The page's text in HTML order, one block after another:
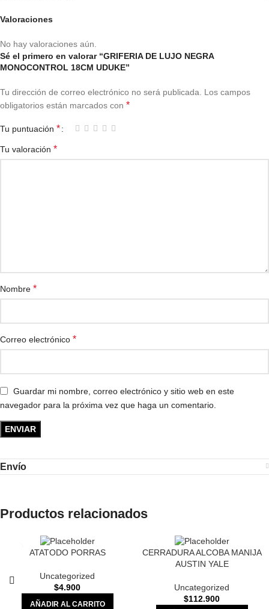
Valoraciones
No hay valoraciones aún.
Sé el primero en valorar “GRIFERIA DE LUJO NEGRA
MONOCONTROL 18CM UDUKE”
Tu dirección de correo electrónico no será publicada. Los campos
obligatorios están marcados con *
Tu puntuación *
Tu valoración *
Nombre *
Correo electrónico *
Guardar mi nombre, correo electrónico y sitio web en este
navegador para la próxima vez que haga un comentario.
Envío
Productos relacionados
ATATODO PORRAS
Uncategorized
$4.900
AÑADIR AL CARRITO
CERRADURA ALCOBA MANIJA
AUSTIN YALE
Uncategorized
$112.900